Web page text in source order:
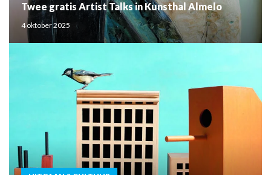
Twee gratis Artist Talks in Kunsthal Almelo
4 oktober 2025